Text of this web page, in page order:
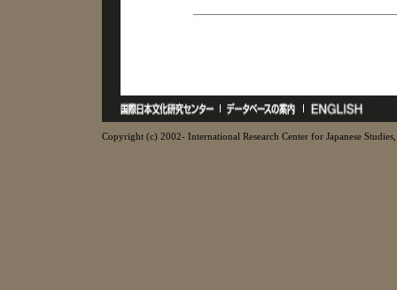
Copyright (c) 2002- International Research Center for Japanese